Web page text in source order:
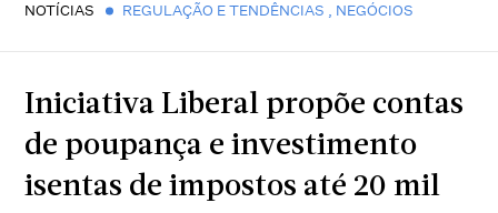
NOTÍCIAS REGULAÇÃO E TENDÊNCIAS NEGÓCIOS
Iniciativa Liberal propõe contas
de poupança e investimento
isentas de impostos até 20 mil